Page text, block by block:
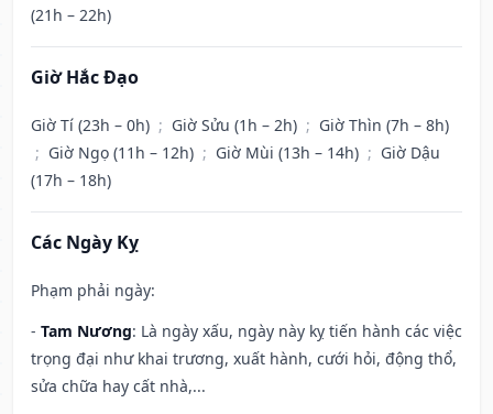
(21h – 22h)
Giờ Hắc Đạo
Giờ Tí (23h – 0h) ; Giờ Sửu (1h – 2h) ; Giờ Thìn (7h – 8h)
; Giờ Ngọ (11h – 12h) ; Giờ Mùi (13h – 14h) ; Giờ Dậu
(17h – 18h)
Các Ngày Kỵ
Phạm phải ngày:
- Tam Nương: Là ngày xấu, ngày này kỵ tiến hành các việc
trọng đại như khai trương, xuất hành, cưới hỏi, động thổ,
sửa chữa hay cất nhà,...